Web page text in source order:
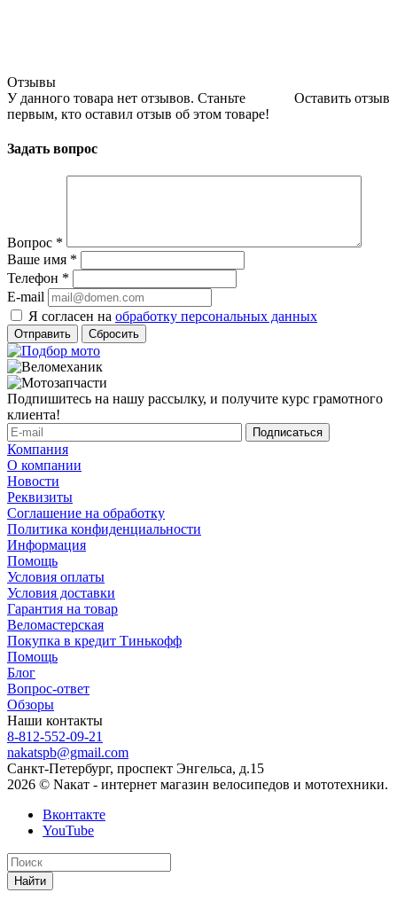
Отзывы
Оставить отзыв
У данного товара нет отзывов. Станьте
первым, кто оставил отзыв об этом товаре!
Задать вопрос
Вопрос *
Ваше имя *
Телефон *
E-mail
Я согласен на обработку персональных данных
Сбросить
Подпишитесь на нашу рассылку, и получите курс грамотного
клиента!
Компания
О компании
Новости
Реквизиты
Соглашение на обработку
Политика конфиденциальности
Информация
Помощь
Условия оплаты
Условия доставки
Гарантия на товар
Веломастерская
Покупка в кредит Тинькофф
Помощь
Блог
Вопрос-ответ
Обзоры
Наши контакты
8-812-552-09-21
nakatspb@gmail.com
Санкт-Петербург, проспект Энгельса, д.15
2026 © Nакат - интернет магазин велосипедов и мототехники.
Вконтакте
YouTube
Найти